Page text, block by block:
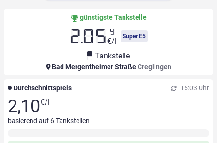
günstigste Tankstelle
2.05 9
€/l
Super E5
Tankstelle
Bad Mergentheimer StraßeCreglingen
Durchschnittspreis 15:03 Uhr
2,10€/l
basierend auf 6Tankstellen